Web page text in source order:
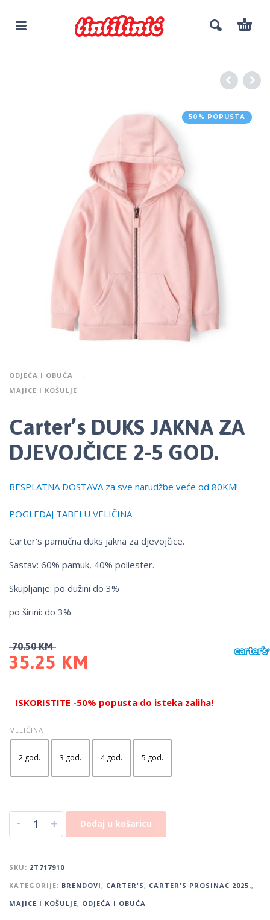
50% POPUSTA
ODJEĆA I OBUĆA
MAJICE I KOŠULJE
Carter’s DUKS JAKNA ZA
DJEVOJČICE 2-5 GOD.
BESPLATNA DOSTAVA za sve narudžbe veće od 80KM!
POGLEDAJ TABELU VELIČINA
Carter’s pamučna duks jakna za djevojčice.
Sastav: 60% pamuk, 40% poliester.
Skupljanje: po dužini do 3%
po širini: do 3%.
70.50KM
35.25 KM
ISKORISTITE -50% popusta do isteka zaliha!
VELIČINA
2 god. 3 god. 4 god. 5 god.
- + Dodaj u košaricu
SKU: 2T717910
KATEGORIJE: BRENDOVI, CARTER'S, CARTER'S PROSINAC 2025.,
MAJICE I KOŠULJE, ODJEĆA I OBUĆA